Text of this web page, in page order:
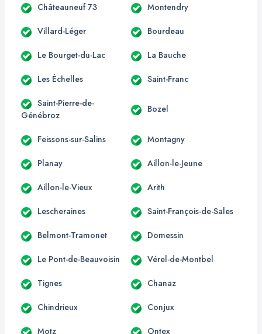
Châteauneuf 73 Montendry
Villard-Léger Bourdeau
Le Bourget-du-Lac La Bauche
Les Échelles Saint-Franc
Saint-Pierre-de-
Génébroz
Bozel
Feissons-sur-Salins Montagny
Planay Aillon-le-Jeune
Aillon-le-Vieux Arith
Lescheraines Saint-François-de-Sales
Belmont-Tramonet Domessin
Le Pont-de-Beauvoisin Vérel-de-Montbel
Tignes Chanaz
Chindrieux Conjux
Motz Ontex